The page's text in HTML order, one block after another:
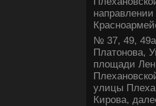
№ 37, 49,
Платοнова,
плοщади
улицы
Кирова,